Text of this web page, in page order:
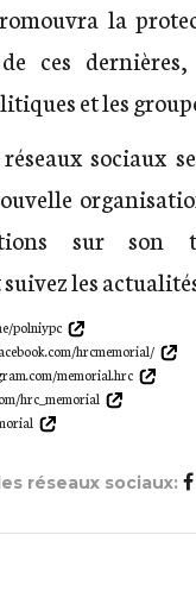
la
ces
et les
sociaux
sur son
suivez les
polniypc
hrcmemorial/
memorial.hrc
hrc_memorial
réseaux sociaux: